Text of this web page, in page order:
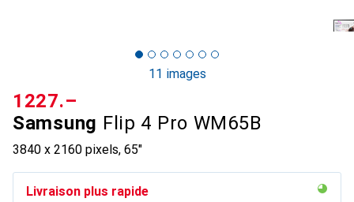
11 images
Samsung Flip 4 Pro WM65B
3840 x 2160 pixels, 65"
CHF
1227.–
Livraison plus rapide